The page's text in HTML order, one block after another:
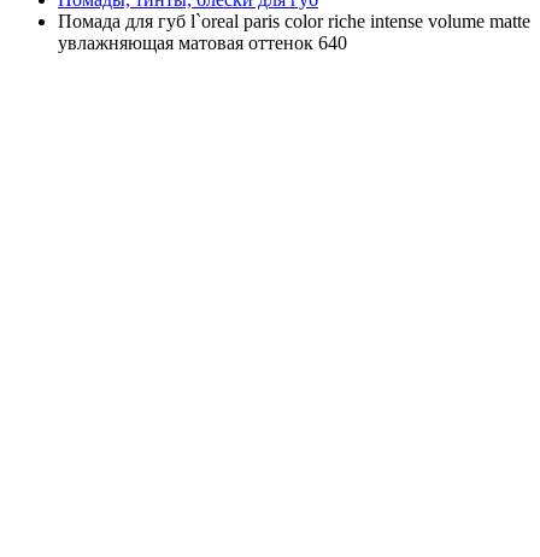
Помада для губ l`oreal paris color riche intense volume matte
увлажняющая матовая оттенок 640